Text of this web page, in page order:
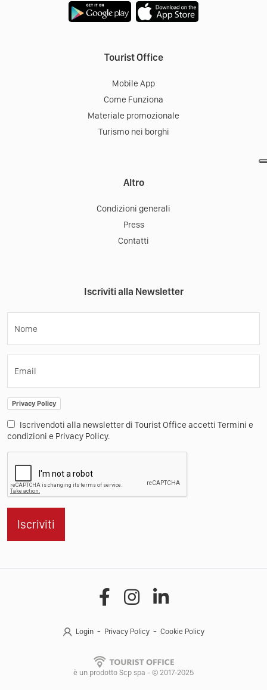
Tourist Office
Mobile App
Come Funziona
Materiale promozionale
Turismo nei borghi
Altro
Condizioni generali
Press
Contatti
Iscriviti alla Newsletter
Nome
Email
Privacy Policy
Iscrivendoti alla newsletter di Tourist Office accetti Termini e
condizioni e Privacy Policy.
Iscriviti
Login Privacy Policy Cookie Policy
è un prodotto Scp spa - © 2017-2025